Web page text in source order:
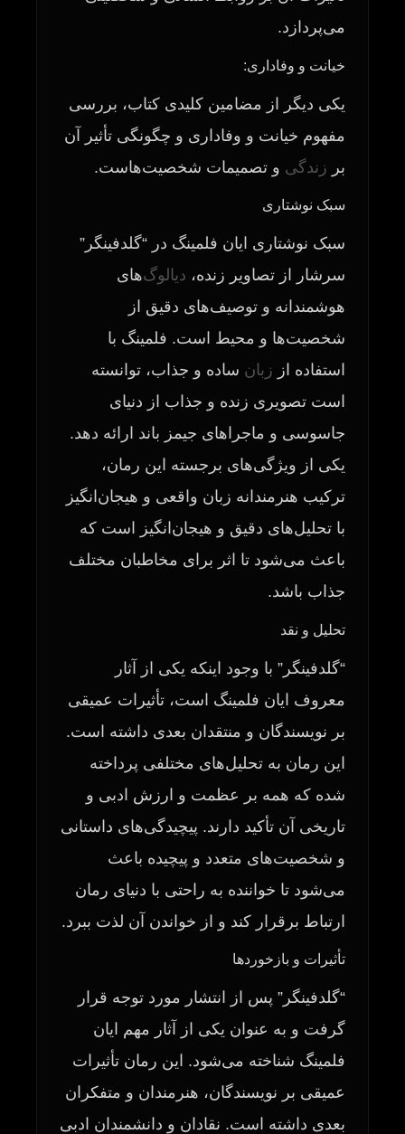
می‌پردازد.
خیانت و وفاداری:
یکی دیگر از مضامین کلیدی کتاب، بررسی
مفهوم خیانت و وفاداری و چگونگی تأثیر آن
بر زندگی و تصمیمات شخصیت‌هاست.
سبک نوشتاری
سبک نوشتاری ایان فلمینگ در “گلدفینگر”
سرشار از تصاویر زنده، دیالوگ‌های
هوشمندانه و توصیف‌های دقیق از
شخصیت‌ها و محیط است. فلمینگ با
استفاده از زبان ساده و جذاب، توانسته
است تصویری زنده و جذاب از دنیای
جاسوسی و ماجراهای جیمز باند ارائه دهد.
یکی از ویژگی‌های برجسته این رمان،
ترکیب هنرمندانه زبان واقعی و هیجان‌انگیز
با تحلیل‌های دقیق و هیجان‌انگیز است که
باعث می‌شود تا اثر برای مخاطبان مختلف
جذاب باشد.
تحلیل و نقد
“گلدفینگر” با وجود اینکه یکی از آثار
معروف ایان فلمینگ است، تأثیرات عمیقی
بر نویسندگان و منتقدان بعدی داشته است.
این رمان به تحلیل‌های مختلفی پرداخته
شده که همه بر عظمت و ارزش ادبی و
تاریخی آن تأکید دارند. پیچیدگی‌های داستانی
و شخصیت‌های متعدد و پیچیده باعث
می‌شود تا خواننده به راحتی با دنیای رمان
ارتباط برقرار کند و از خواندن آن لذت ببرد.
تأثیرات و بازخوردها
“گلدفینگر” پس از انتشار مورد توجه قرار
گرفت و به عنوان یکی از آثار مهم ایان
فلمینگ شناخته می‌شود. این رمان تأثیرات
عمیقی بر نویسندگان، هنرمندان و متفکران
بعدی داشته است. نقادان و دانشمندان ادبی